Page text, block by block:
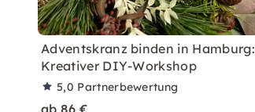
Adventskranz binden in Hamburg:
Kreativer DIY-Workshop
5,0 Partnerbewertung
ab 86 €